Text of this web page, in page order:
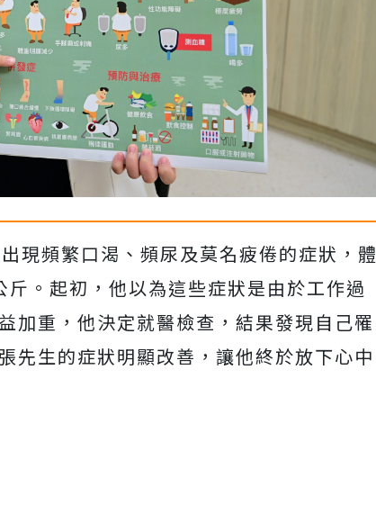
現頻繁口渴、頻尿及莫名疲倦的症狀，體
。起初，他以為這些症狀是由於工作過
加重，他決定就醫檢查，結果發現自己罹
先生的症狀明顯改善，讓他終於放下心中